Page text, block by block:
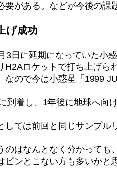
要がある。などが今後の課
げ成功
3日に延期になっていた小
H2Aロケットで打ち上げら
なので今は小惑星「1999
到着し、1年後に地球へ向
しては前回と同じサンプル
のはなんとなく分かっても
ピンとこない方も多いかと